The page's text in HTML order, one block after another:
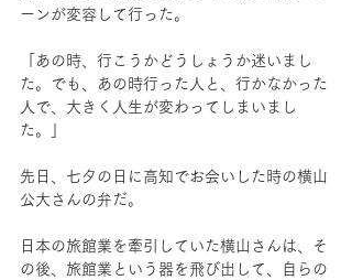
ーンが変容して行った。
「あの時、行こうかどうしょうか迷いまし
た。でも、あの時行った人と、行かなかった
人で、大きく人生が変わってしまいまし
た。」
先日、七夕の日に高知でお会いした時の横山
公大さんの弁だ。
日本の旅館業を牽引していた横山さんは、そ
の後、旅館業という器を飛び出して、自らの